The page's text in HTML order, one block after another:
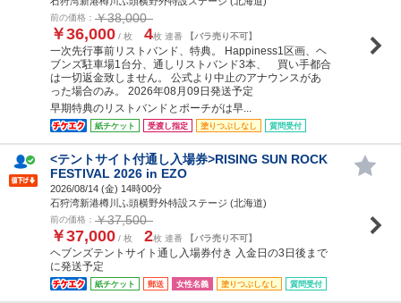
前の価格： ￥38,000
￥36,000 / 枚 4枚 連番 【バラ売り不可】
一次先行事前リストバンド、特典。 Happiness1区画、ヘ
ブンズ駐車場1台分、通しリストバンド3本、 買い手都合
は一切返金致しません。 公式より中止のアナウンスがあ
った場合のみ。 2026年08月09日発送予定
早期特典のリストバンドとポーチがは早...
紙チケット 受渡し指定 塗りつぶしなし 質問受付
<テントサイト付通し入場券>RISING SUN ROCK
FESTIVAL 2026 in EZO
2026/08/14 (金) 14時00分
石狩湾新港樽川ふ頭横野外特設ステージ (北海道)
前の価格： ￥37,500
￥37,000 / 枚 2枚 連番 【バラ売り不可】
ヘブンズテントサイト通し入場券付き 入金日の3日後まで
に発送予定
紙チケット 郵送 女性名義 塗りつぶしなし 質問受付